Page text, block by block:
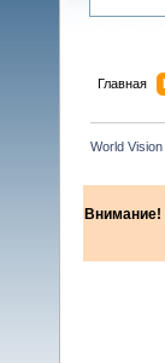
Главная
World
Внимание!